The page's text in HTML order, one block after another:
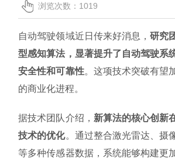
浏览次数：1019
自动驾驶领域近日传来好消息，研究
型感知算法，显著提升了自动驾驶系
安全性和可靠性。这项技术突破有望
的商业化进程。
据技术团队介绍， 新算法的核心创新
技术的优化。通过整合激光雷达、摄
等多种传感器数据，系统能够构建更